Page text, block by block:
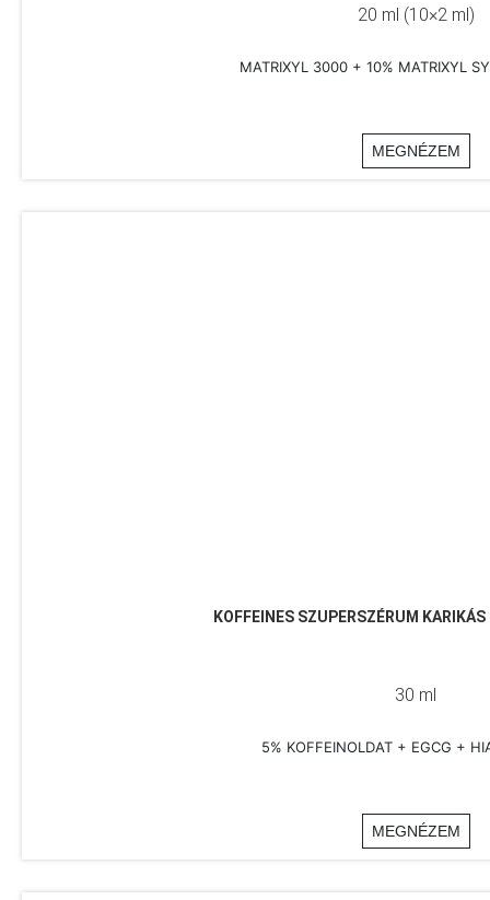
20 ml (10×2 ml)
MATRIXYL 3000 + 10% MATRIXYL
MEGNÉZEM
KOFFEINES SZUPERSZÉRUM
30 ml
5% KOFFEINOLDAT + EGCG +
MEGNÉZEM